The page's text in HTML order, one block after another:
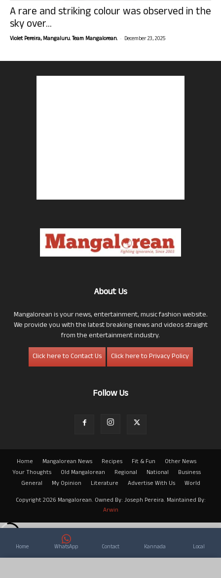
A rare and striking colour was observed in the
sky over...
Violet Pereira, Mangaluru. Team Mangalorean. - December 23, 2025
About Us
Mangalorean is your news, entertainment, music fashion website.
We provide you with the latest breaking news and videos straight
from the entertainment industry.
Click here to Contact Us
Click here to Privacy Policy
Follow Us
Home Mangalorean News Recipes Fit & Fun
Other News
Your Thoughts
Old Mangalorean Regional National
Business
General
My Opinion Literature Advertise With Us
World
Copyright 2026 Mangalorean. Owned By: Joseph Pereira. Maintained By:
Arwin
Home WhatsApp Contact Kannada Local